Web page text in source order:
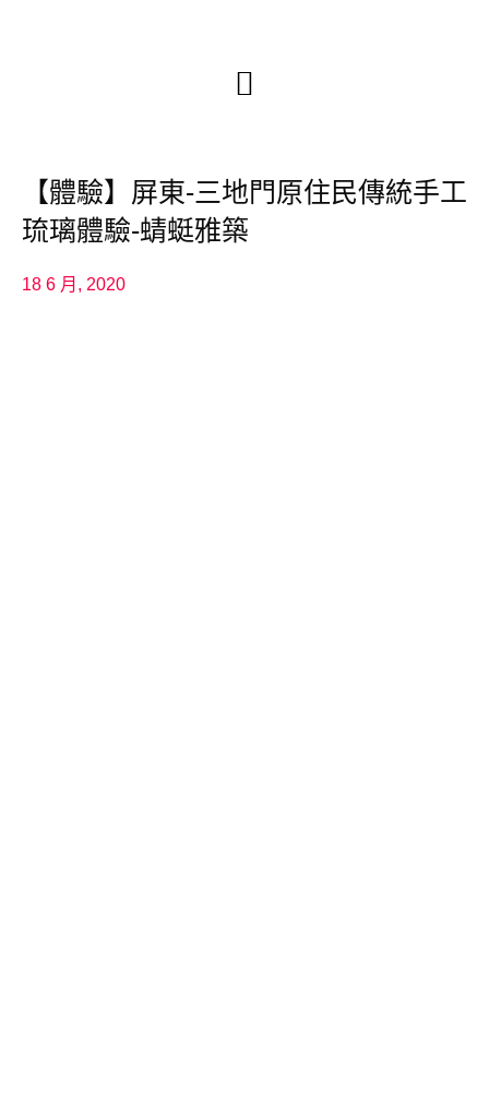
【體驗】屏東-三地門原住民傳統手工
琉璃體驗-蜻蜓雅築
18 6 月, 2020